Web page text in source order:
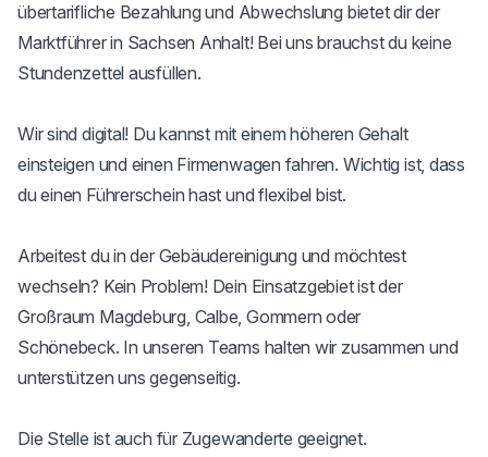
übertarifliche Bezahlung und Abwechslung bietet dir der
Marktführer in Sachsen Anhalt! Bei uns brauchst du keine
Stundenzettel ausfüllen.
Wir sind digital! Du kannst mit einem höheren Gehalt
einsteigen und einen Firmenwagen fahren. Wichtig ist, dass
du einen Führerschein hast und flexibel bist.
Arbeitest du in der Gebäudereinigung und möchtest
wechseln? Kein Problem! Dein Einsatzgebiet ist der
Großraum Magdeburg, Calbe, Gommern oder
Schönebeck. In unseren Teams halten wir zusammen und
unterstützen uns gegenseitig.
Die Stelle ist auch für Zugewanderte geeignet.